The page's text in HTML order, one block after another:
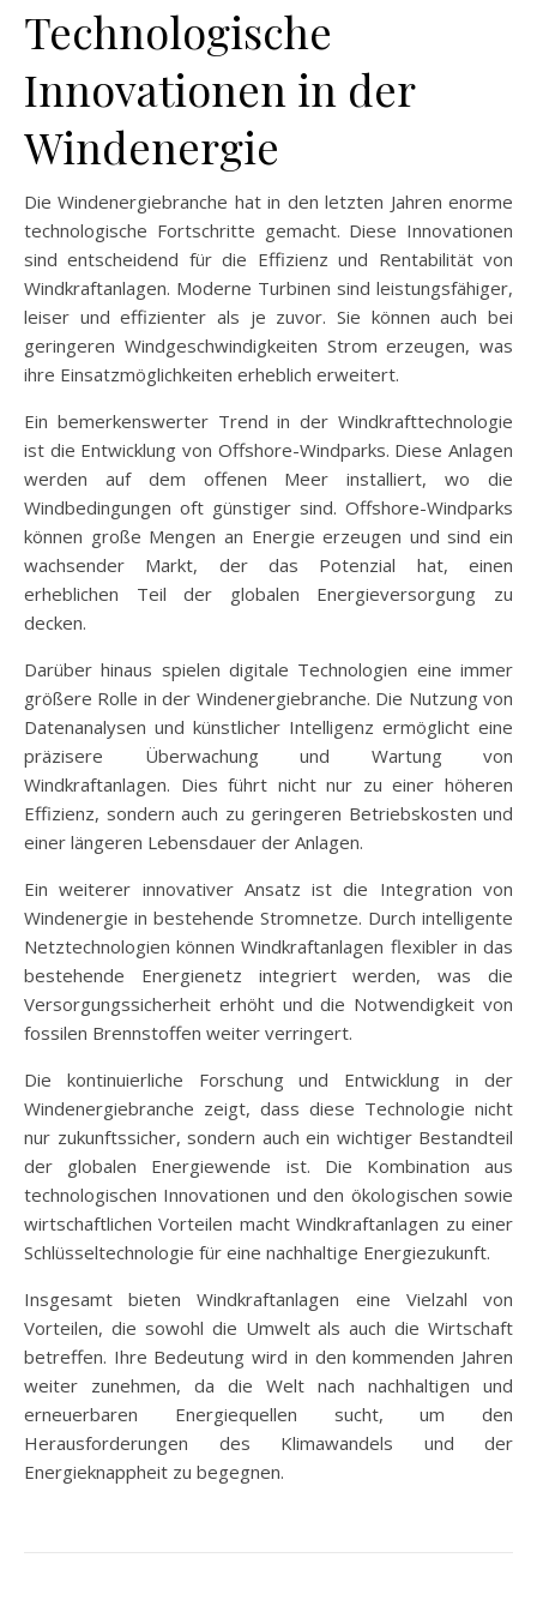
Technologische
Innovationen in der
Windenergie
Die Windenergiebranche hat in den letzten Jahren enorme
technologische Fortschritte gemacht. Diese Innovationen
sind entscheidend für die Effizienz und Rentabilität von
Windkraftanlagen. Moderne Turbinen sind leistungsfähiger,
leiser und effizienter als je zuvor. Sie können auch bei
geringeren Windgeschwindigkeiten Strom erzeugen, was
ihre Einsatzmöglichkeiten erheblich erweitert.
Ein bemerkenswerter Trend in der Windkrafttechnologie
ist die Entwicklung von Offshore-Windparks. Diese Anlagen
werden auf dem offenen Meer installiert, wo die
Windbedingungen oft günstiger sind. Offshore-Windparks
können große Mengen an Energie erzeugen und sind ein
wachsender Markt, der das Potenzial hat, einen
erheblichen Teil der globalen Energieversorgung zu
decken.
Darüber hinaus spielen digitale Technologien eine immer
größere Rolle in der Windenergiebranche. Die Nutzung von
Datenanalysen und künstlicher Intelligenz ermöglicht eine
präzisere Überwachung und Wartung von
Windkraftanlagen. Dies führt nicht nur zu einer höheren
Effizienz, sondern auch zu geringeren Betriebskosten und
einer längeren Lebensdauer der Anlagen.
Ein weiterer innovativer Ansatz ist die Integration von
Windenergie in bestehende Stromnetze. Durch intelligente
Netztechnologien können Windkraftanlagen flexibler in das
bestehende Energienetz integriert werden, was die
Versorgungssicherheit erhöht und die Notwendigkeit von
fossilen Brennstoffen weiter verringert.
Die kontinuierliche Forschung und Entwicklung in der
Windenergiebranche zeigt, dass diese Technologie nicht
nur zukunftssicher, sondern auch ein wichtiger Bestandteil
der globalen Energiewende ist. Die Kombination aus
technologischen Innovationen und den ökologischen sowie
wirtschaftlichen Vorteilen macht Windkraftanlagen zu einer
Schlüsseltechnologie für eine nachhaltige Energiezukunft.
Insgesamt bieten Windkraftanlagen eine Vielzahl von
Vorteilen, die sowohl die Umwelt als auch die Wirtschaft
betreffen. Ihre Bedeutung wird in den kommenden Jahren
weiter zunehmen, da die Welt nach nachhaltigen und
erneuerbaren Energiequellen sucht, um den
Herausforderungen des Klimawandels und der
Energieknappheit zu begegnen.